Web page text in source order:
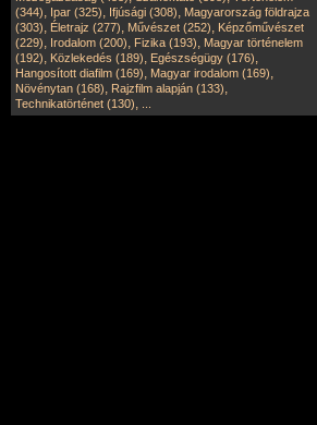
(344), Ipar (325), Ifjúsági (308), Magyarország földrajza
(303), Életrajz (277), Művészet (252), Képzőművészet
(229), Irodalom (200), Fizika (193), Magyar történelem
(192), Közlekedés (189), Egészségügy (176),
Hangosított diafilm (169), Magyar irodalom (169),
Növénytan (168), Rajzfilm alapján (133),
Technikatörténet (130),